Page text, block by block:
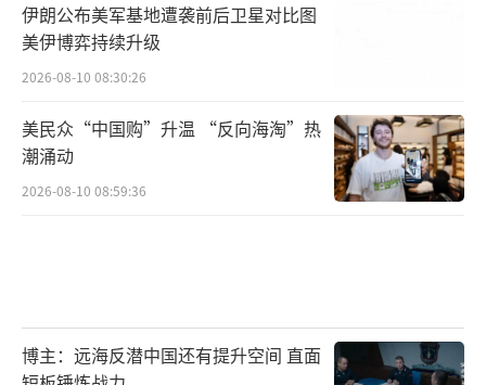
伊朗公布美军基地遭袭前后卫星对比图
美伊博弈持续升级
2026-08-10 08:30:26
美民众“中国购”升温 “反向海淘”热
潮涌动
2026-08-10 08:59:36
博主：远海反潜中国还有提升空间 直面